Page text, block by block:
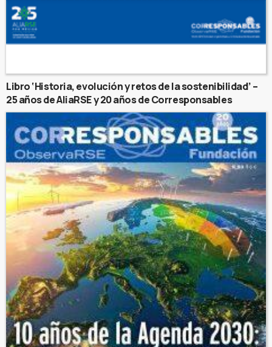
Libro ‘Historia, evolución y retos de la sostenibilidad’ –
25 años de AliaRSE y 20 años de Corresponsables